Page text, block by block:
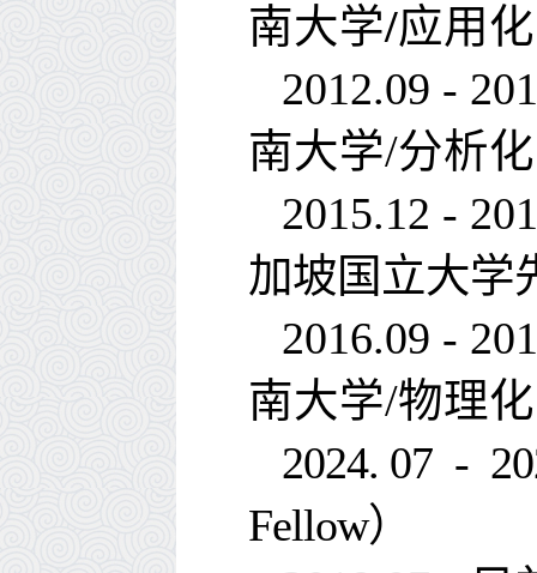
南大学/应用
2012.09 -
南大学/分析
2015.12 -
加坡国立大学
2016.09 -
南大学/物理
2024. 07
Fellow）